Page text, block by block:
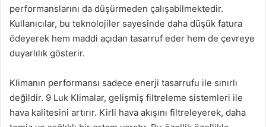
performanslarını da düşürmeden çalışabilmektedir.
Kullanıcılar, bu teknolojiler sayesinde daha düşük fatura
ödeyerek hem maddi açıdan tasarruf eder hem de çevreye
duyarlılık gösterir.
Klimanın performansı sadece enerji tasarrufu ile sınırlı
değildir. 9 Luk Klimalar, gelişmiş filtreleme sistemleri ile
hava kalitesini artırır. Kirli hava akışını filtreleyerek, daha